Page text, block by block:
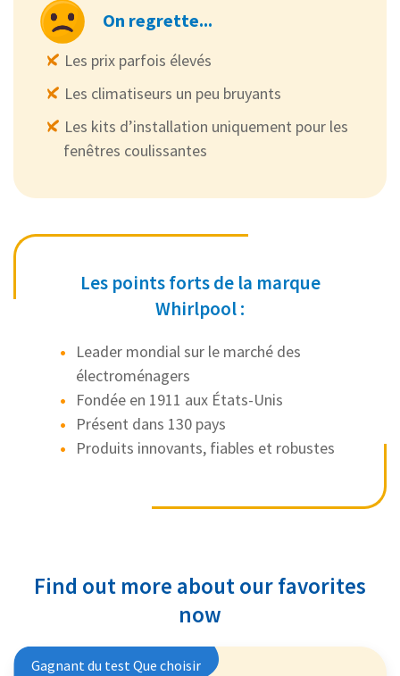
On regrette...
Les prix parfois élevés
Les climatiseurs un peu bruyants
Les kits d’installation uniquement pour les
fenêtres coulissantes
Les points forts de la marque
Whirlpool :
Leader mondial sur le marché des
électroménagers
Fondée en 1911 aux États-Unis
Présent dans 130 pays
Produits innovants, fiables et robustes
Find out more about our favorites
now
Gagnant du test Que choisir